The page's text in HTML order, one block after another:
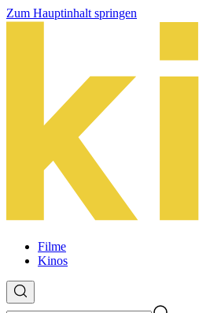
Zum Hauptinhalt springen
Filme
Kinos